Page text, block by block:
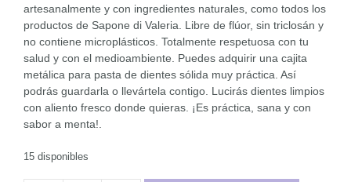
artesanalmente y con ingredientes naturales, como todos los
productos de Sapone di Valeria. Libre de flúor, sin triclosán y
no contiene microplásticos. Totalmente respetuosa con tu
salud y con el medioambiente. Puedes adquirir una cajita
metálica para pasta de dientes sólida muy práctica. Así
podrás guardarla o llevártela contigo. Lucirás dientes limpios
con aliento fresco donde quieras. ¡Es práctica, sana y con
sabor a menta!.
15 disponibles